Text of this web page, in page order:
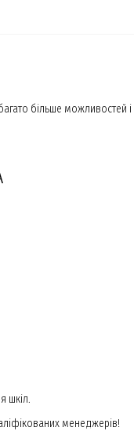
більше можливостей
шкіл.
менеджерів!